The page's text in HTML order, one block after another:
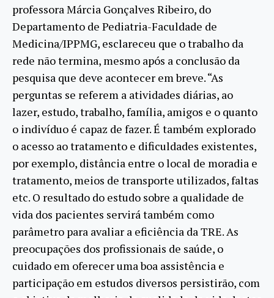
professora Márcia Gonçalves Ribeiro, do
Departamento de Pediatria-Faculdade de
Medicina/IPPMG, esclareceu que o trabalho da
rede não termina, mesmo após a conclusão da
pesquisa que deve acontecer em breve. “As
perguntas se referem a atividades diárias, ao
lazer, estudo, trabalho, família, amigos e o quanto
o indivíduo é capaz de fazer. É também explorado
o acesso ao tratamento e dificuldades existentes,
por exemplo, distância entre o local de moradia e
tratamento, meios de transporte utilizados, faltas
etc. O resultado do estudo sobre a qualidade de
vida dos pacientes servirá também como
parâmetro para avaliar a eficiência da TRE. As
preocupações dos profissionais de saúde, o
cuidado em oferecer uma boa assistência e
participação em estudos diversos persistirão, com